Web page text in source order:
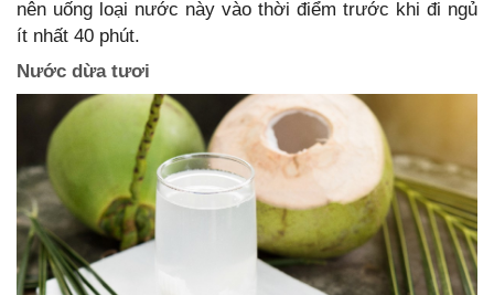
nên uống loại nước này vào thời điểm trước khi đi ngủ
ít nhất 40 phút.
Nước dừa tươi